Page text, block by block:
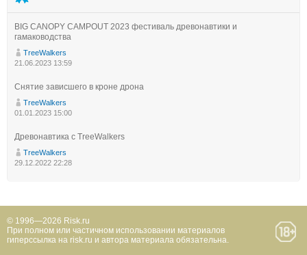
BIG CANOPY CAMPOUT 2023 фестиваль древонавтики и
гамаководства
TreeWalkers
21.06.2023 13:59
Снятие зависшего в кроне дрона
TreeWalkers
01.01.2023 15:00
Древонавтика с TreeWalkers
TreeWalkers
29.12.2022 22:28
© 1996—2026 Risk.ru
При полном или частичном использовании материалов
гиперссылка на risk.ru и автора материала обязательна.